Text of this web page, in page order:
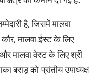
है, जिसमें मालवा
मालवा ईस्ट के लिए
मालवा वेस्ट के लिए श्री
बराड़ को प्रांतीय उपाध्यक्ष